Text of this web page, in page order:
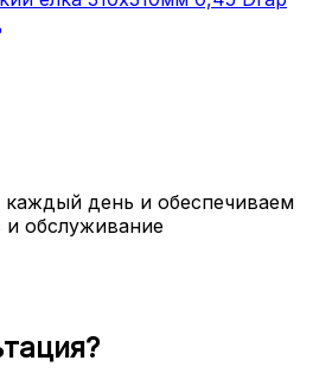
день и обеспечиваем
и обслуживание